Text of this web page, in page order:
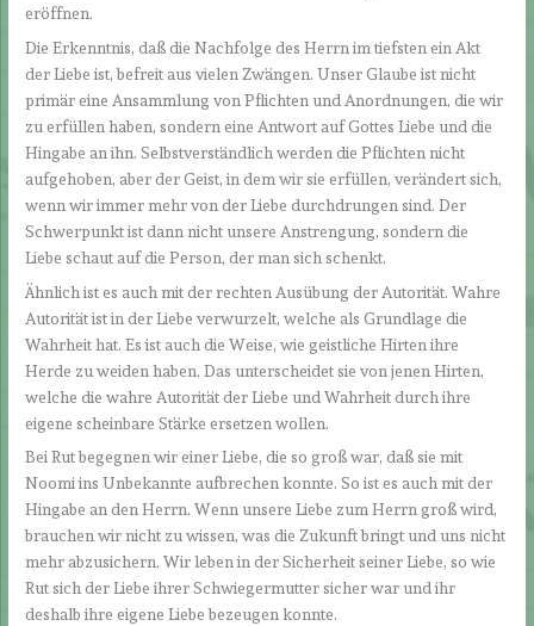
eröffnen.
Die Erkenntnis, daß die Nachfolge des Herrn im tiefsten ein Akt
der Liebe ist, befreit aus vielen Zwängen. Unser Glaube ist nicht
primär eine Ansammlung von Pflichten und Anordnungen, die wir
zu erfüllen haben, sondern eine Antwort auf Gottes Liebe und die
Hingabe an ihn. Selbstverständlich werden die Pflichten nicht
aufgehoben, aber der Geist, in dem wir sie erfüllen, verändert sich,
wenn wir immer mehr von der Liebe durchdrungen sind. Der
Schwerpunkt ist dann nicht unsere Anstrengung, sondern die
Liebe schaut auf die Person, der man sich schenkt.
Ähnlich ist es auch mit der rechten Ausübung der Autorität. Wahre
Autorität ist in der Liebe verwurzelt, welche als Grundlage die
Wahrheit hat. Es ist auch die Weise, wie geistliche Hirten ihre
Herde zu weiden haben. Das unterscheidet sie von jenen Hirten,
welche die wahre Autorität der Liebe und Wahrheit durch ihre
eigene scheinbare Stärke ersetzen wollen.
Bei Rut begegnen wir einer Liebe, die so groß war, daß sie mit
Noomi ins Unbekannte aufbrechen konnte. So ist es auch mit der
Hingabe an den Herrn. Wenn unsere Liebe zum Herrn groß wird,
brauchen wir nicht zu wissen, was die Zukunft bringt und uns nicht
mehr abzusichern. Wir leben in der Sicherheit seiner Liebe, so wie
Rut sich der Liebe ihrer Schwiegermutter sicher war und ihr
deshalb ihre eigene Liebe bezeugen konnte.